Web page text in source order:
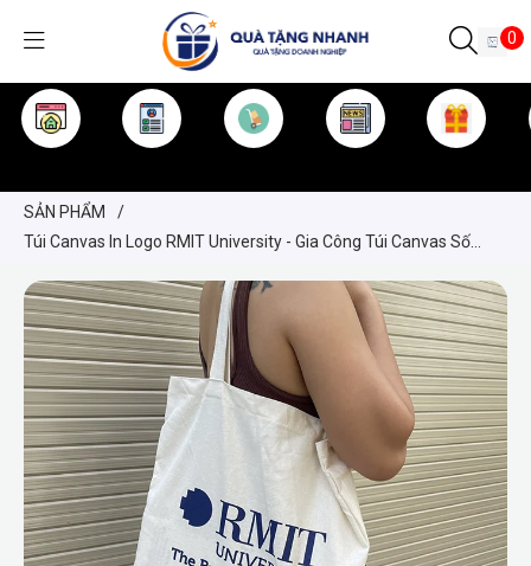
0
SẢN PHẨM
/
Túi Canvas In Logo RMIT University - Gia Công Túi Canvas Số